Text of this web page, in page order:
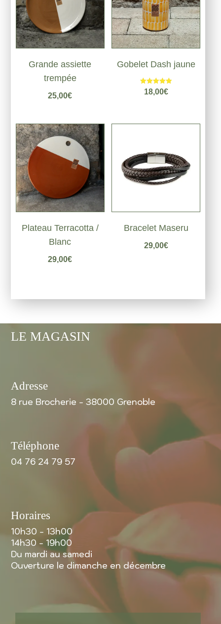
Grande assiette
trempée
25,00€
Gobelet Dash jaune
Note
5.00
18,00€
Plateau Terracotta /
Blanc
29,00€
Bracelet Maseru
29,00€
LE MAGASIN
Adresse
8 rue Brocherie - 38000 Grenoble
Téléphone
04 76 24 79 57
Horaires
10h30 - 13h00
14h30 - 19h00
Du mardi au samedi
Ouverture le dimanche en décembre